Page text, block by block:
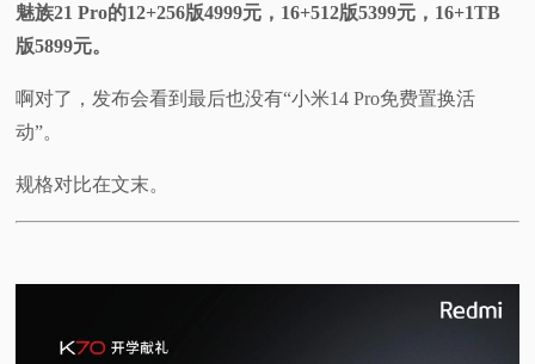
魅族21 Pro的12+256版4999元，16+512版5399元，16+1TB
版5899元。
啊对了，发布会看到最后也没有“小米14 Pro免费置换活
动”。
规格对比在文末。